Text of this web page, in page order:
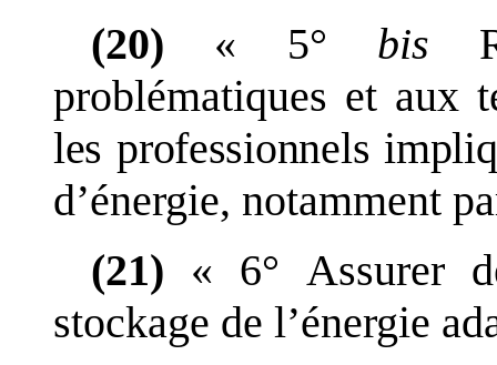
(20) « 5° bis
problématiques et aux
les professionnels
d’énergie, notamment
(21) « 6° Assurer
stockage de l’énergie